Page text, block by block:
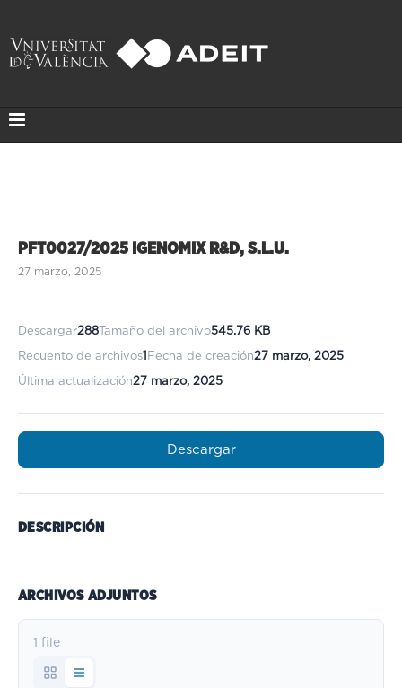
PFT0027/2025 IGENOMIX R&D, S.L.U.
27 marzo, 2025
Descargar288 Tamaño del archivo545.76 KB
Recuento de archivos1 Fecha de creación27 marzo, 2025
Última actualización27 marzo, 2025
Descargar
DESCRIPCIÓN
ARCHIVOS ADJUNTOS
1 file